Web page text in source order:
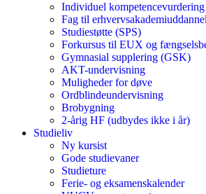
Individuel
Fag til
Studiestøtte (SPS)
Forkursus til EUX og
Gymnasial supplering (GSK)
AKT-undervisning
Muligheder for døve
Ordblindeundervisning
Brobygning
2-årig HF (udbydes ikke i år)
Studieliv
Ny kursist
Gode studievaner
Studieture
Ferie- og eksamenskalender